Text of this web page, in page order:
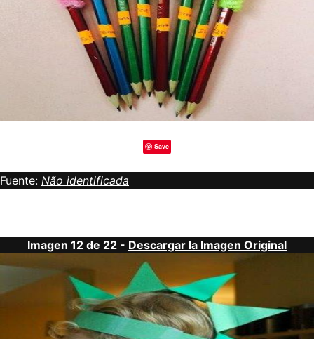
Save
Fuente: Não identificada
Imagen 12 de 22 - Descargar la Imagen Original